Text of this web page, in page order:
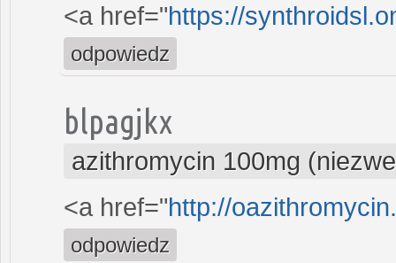
<a href="https://
odpowiedz
blpagjkx
azithromycin 100mg
<a href="http://
odpowiedz